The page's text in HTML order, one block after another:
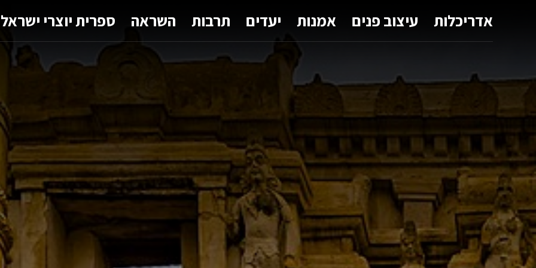
אדריכלות עיצוב פנים אמנות יעדים תרבות השראה ספרית יוצרי ישראל